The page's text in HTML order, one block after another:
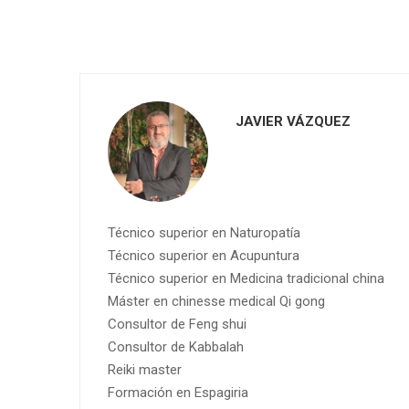
JAVIER VÁZQUEZ
Técnico superior en Naturopatía
Técnico superior en Acupuntura
Técnico superior en Medicina tradicional china
Máster en chinesse medical Qi gong
Consultor de Feng shui
Consultor de Kabbalah
Reiki master
Formación en Espagiria